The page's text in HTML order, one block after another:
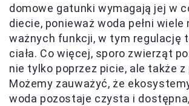
domowe gatunki wymagają jej w
diecie, ponieważ woda pełni wiele
ważnych funkcji, w tym regulację
ciała. Co więcej, sporo zwierząt
nie tylko poprzez picie, ale także z
Możemy zauważyć, że
woda pozostaje czysta i dostępna,